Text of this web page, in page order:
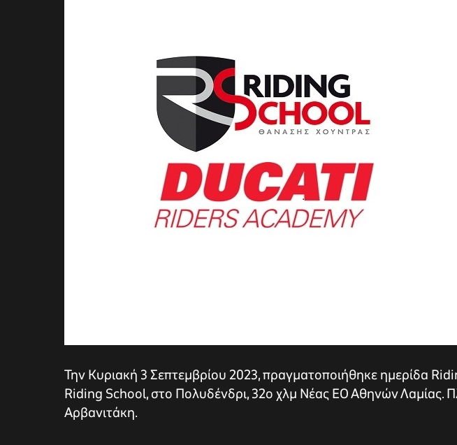
Την Κυριακή 3 Σεπτεμβρίου 2023, πραγματοποιήθηκε ημερίδα
Riding School, στο Πολυδένδρι, 32ο χλμ Νέας ΕΟ Αθηνών Λαμίας.
Αρβανιτάκη.